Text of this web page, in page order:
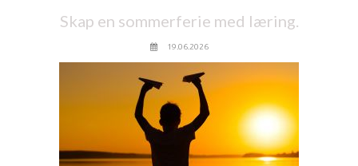
Skap en sommerferie med læring.
19.06.2026